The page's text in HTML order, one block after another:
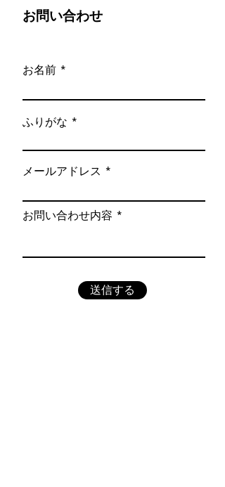
お問い合わせ
お名前
ふりがな
メールアドレス
お問い合わせ内容
送信する